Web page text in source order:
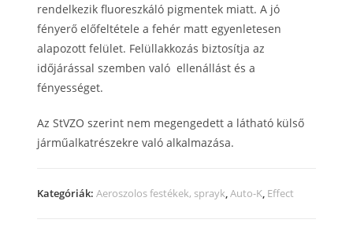
rendelkezik fluoreszkáló pigmentek miatt. A jó
fényerő előfeltétele a fehér matt egyenletesen
alapozott felület. Felüllakkozás biztosítja az
időjárással szemben való ellenállást és a
fényességet.
Az StVZO szerint nem megengedett a látható külső
járműalkatrészekre való alkalmazása.
Kategóriák: Aeroszolos festékek, sprayk Auto-K, Effect